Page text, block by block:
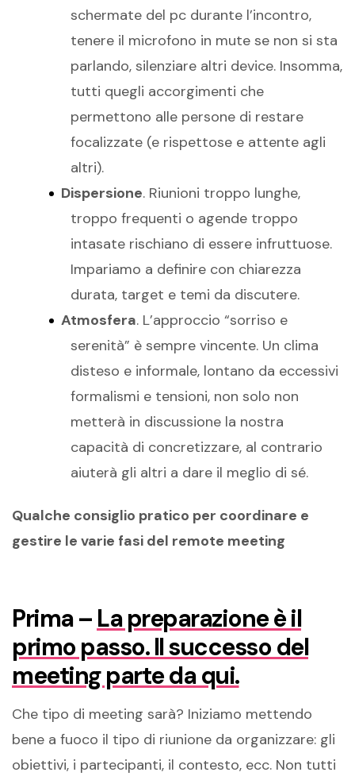
schermate del pc durante l’incontro,
tenere il microfono in mute se non si sta
parlando, silenziare altri device. Insomma,
tutti quegli accorgimenti che
permettono alle persone di restare
focalizzate (e rispettose e attente agli
altri).
Dispersione. Riunioni troppo lunghe,
troppo frequenti o agende troppo
intasate rischiano di essere infruttuose.
Impariamo a definire con chiarezza
durata, target e temi da discutere.
Atmosfera. L’approccio “sorriso e
serenità” è sempre vincente. Un clima
disteso e informale, lontano da eccessivi
formalismi e tensioni, non solo non
metterà in discussione la nostra
capacità di concretizzare, al contrario
aiuterà gli altri a dare il meglio di sé.
Qualche consiglio pratico per coordinare e
gestire le varie fasi del remote meeting
Prima – La preparazione è il
primo passo. Il successo del
meeting parte da qui.
Che tipo di meeting sarà? Iniziamo mettendo
bene a fuoco il tipo di riunione da organizzare: gli
obiettivi, i partecipanti, il contesto, ecc. Non tutti